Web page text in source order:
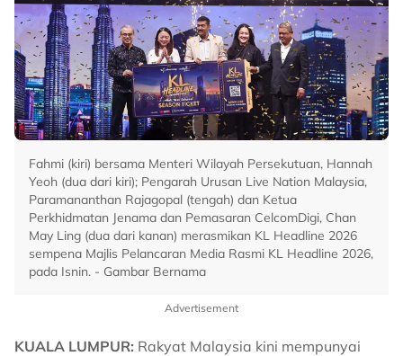
Fahmi (kiri) bersama Menteri Wilayah Persekutuan, Hannah
Yeoh (dua dari kiri); Pengarah Urusan Live Nation Malaysia,
Paramananthan Rajagopal (tengah) dan Ketua
Perkhidmatan Jenama dan Pemasaran CelcomDigi, Chan
May Ling (dua dari kanan) merasmikan KL Headline 2026
sempena Majlis Pelancaran Media Rasmi KL Headline 2026,
pada Isnin. - Gambar Bernama
Advertisement
KUALA LUMPUR: Rakyat Malaysia kini mempunyai